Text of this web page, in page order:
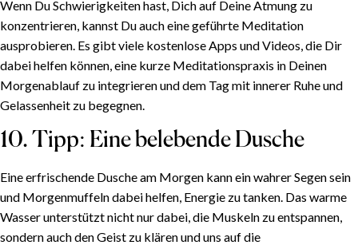
Wenn Du Schwierigkeiten hast, Dich auf Deine Atmung zu
konzentrieren, kannst Du auch eine geführte Meditation
ausprobieren. Es gibt viele kostenlose Apps und Videos, die Dir
dabei helfen können, eine kurze Meditationspraxis in Deinen
Morgenablauf zu integrieren und dem Tag mit innerer Ruhe und
Gelassenheit zu begegnen.
10. Tipp: Eine belebende Dusche
Eine erfrischende Dusche am Morgen kann ein wahrer Segen sein
und Morgenmuffeln dabei helfen, Energie zu tanken. Das warme
Wasser unterstützt nicht nur dabei, die Muskeln zu entspannen,
sondern auch den Geist zu klären und uns auf die